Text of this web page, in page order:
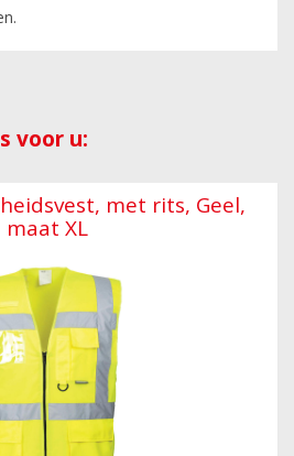
voor u:
met rits, Geel,
maat XL